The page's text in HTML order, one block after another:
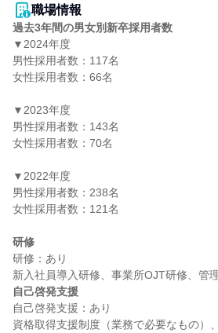
職場情報
過去3年間の男女別新卒採用者数
▼2024年度
男性採用者数：117名
女性採用者数：66名
▼2023年度
男性採用者数：143名
女性採用者数：70名
▼2022年度
男性採用者数：238名
女性採用者数：121名
研修
研修：あり
自己啓発支援
自己啓発支援：あり
資格取得支援制度（業務で必要なもの）